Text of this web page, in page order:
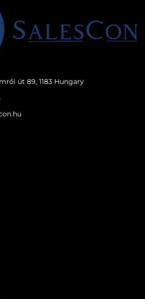
út 89, 1183 Hungary